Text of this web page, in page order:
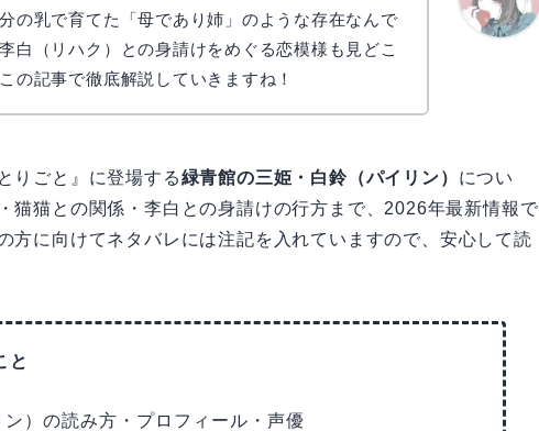
の乳で育てた「母であり姉」のような存在なんで
白（リハク）との身請けをめぐる恋模様も見どこ
の記事で徹底解説していきますね！
りごと』に登場する緑青館の三姫・白鈴（パイリン） につい
猫猫との関係・李白との身請けの行方まで、2026年最新情報で
方に向けてネタバレには注記を入れていますので、安心して読
と
ン）の読み方・プロフィール・声優